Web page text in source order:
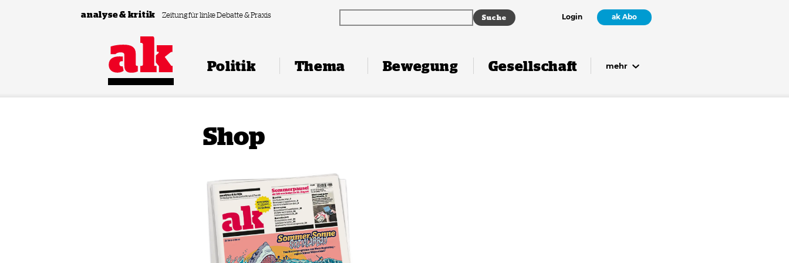
Zum Inhalt springen
analyse & kritik Zeitung für linke Debatte & Praxis Login ak Abo
Politik Thema Bewegung Gesellschaft mehr
Shop